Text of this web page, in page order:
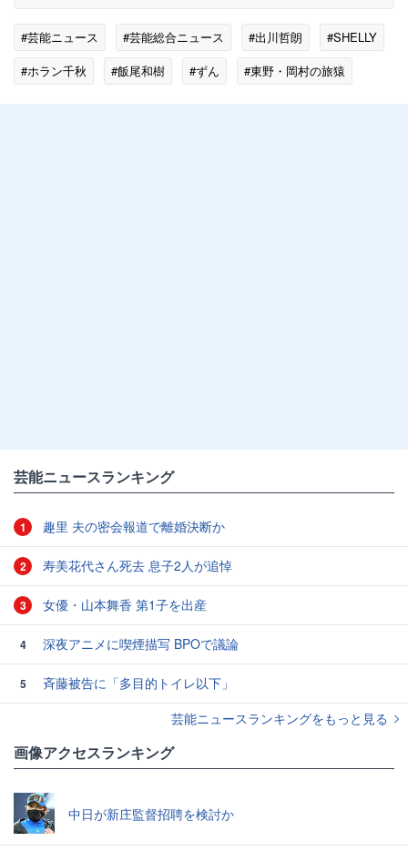
#芸能ニュース #芸能総合ニュース #出川哲朗
#SHELLY
#ホラン千秋
#飯尾和樹 #ずん #東野・岡村の旅猿
芸能ニュースランキング
1 趣里 夫の密会報道で離婚決断か
2 寿美花代さん死去 息子2人が追悼
3 女優・山本舞香 第1子を出産
4 深夜アニメに喫煙描写 BPOで議論
5
斉藤被告に「多目的トイレ以下」
芸能ニュースランキングをもっと見る
画像アクセスランキング
中日が新庄監督招聘を検討か